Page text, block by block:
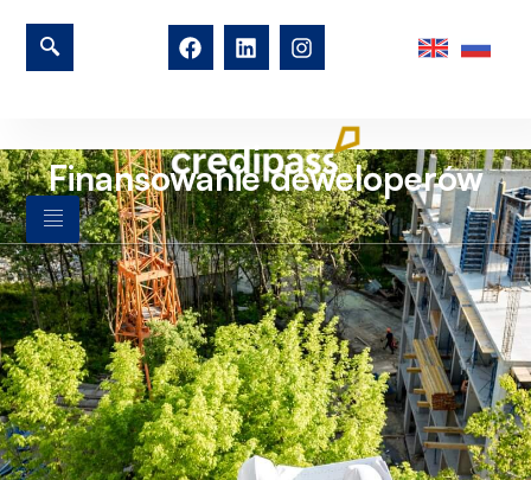
Finansowanie deweloperów